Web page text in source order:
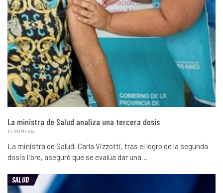
La ministra de Salud analiza una tercera dosis
ELNUMERAL
La ministra de Salud, Carla Vizzotti, tras el logro de la segunda
dosis libre, aseguró que se evalúa dar una…
SALUD